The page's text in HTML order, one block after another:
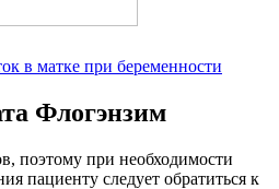
в матке при беременности
Флогэнзим
поэтому при необходимости
пациенту следует обратиться к